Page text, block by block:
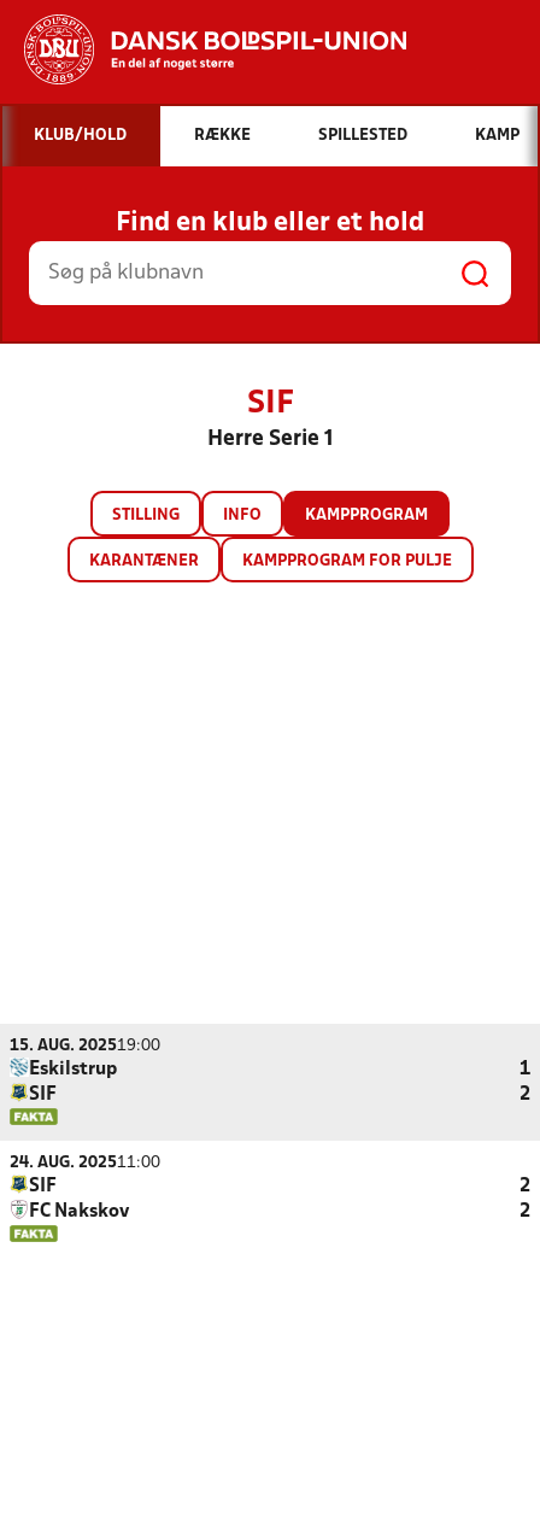
Hvad vil du søge efter?
INDHOLD OG NYHEDER
STILLINGER, RESULTATER, KLUBBER OG
HOLD
KLUB/HOLD RÆKKE SPILLESTED KAMP
Find en klub eller et hold
SIF
Herre Serie 1
STILLING INFO KAMPPROGRAM
KARANTÆNER KAMPPROGRAM FOR PULJE
15. AUG. 202519:00
Eskilstrup
1
SIF
2
24. AUG. 202511:00
SIF
2
FC Nakskov
2